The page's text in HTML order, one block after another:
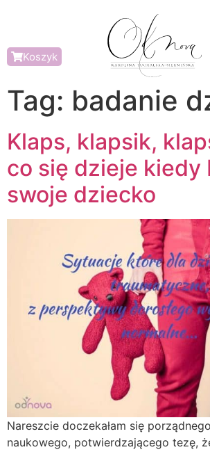
Koszyk
Tag: badanie
Klaps, klapsik,
co się dzieje kiedy
swoje dziecko
Nareszcie doczekałam się
naukowego, potwierdzającego tezę,